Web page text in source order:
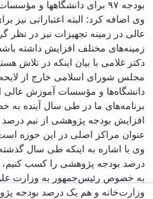
بودجه ۹۷ برای دانشگاهها و مؤسسات آموزش عالی اقدام کنیم.
وی اضافه کرد: البته اعتباراتی
عالی در زمینه تجهیزات نیز در
زمینه‌های مختلف افزایش داشته
دکتر غلامی با بیان اینکه در تلاش
مجلس شورای اسلامی خارج از لایحه
دانشگاه‌ها و مؤسسات آموزش عالی
برنامه‌های ما در طی سال آینده به
افزایش بودجه پژوهشی از نیم درصد
عنوان مراکز اصلی در این حوزه
وی با اشاره به اینکه طی سال
درصد بودجه پژوهشی را کسب کنیم،
به خصوص رئیس‌جمهور به وزارت
وزارت‌خانه و هم یک درصد بودجه